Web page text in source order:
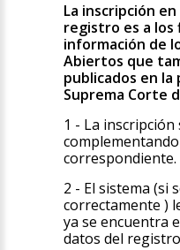
La inscripción
registro es a los
información de
Abiertos que
publicados en la
Suprema Corte
1 - La inscripción
correspondiente.
2 - El sistema (si
correctamente )
ya se encuentra
datos del